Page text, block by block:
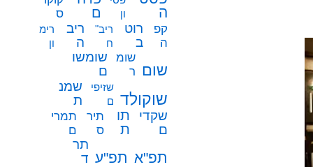
ה
ון
ם
ס
קפ
ה
רוט
ב
ריב"
ח
ריב
ה
רימ
ון
שום
שומ
ר
שומשו
ם
שוקולד
שזיפי
ם
שמנ
ת
שקדי
ם
תו
ת
תיר
ס
תמרי
ם
תפ"א תפ"ע
תר
ד